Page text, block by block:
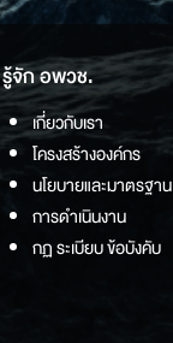
รู้จัก อพวช.
เกี่ยวกับเรา
โครงสร้างองค์กร
นโยบายและมาตรฐาน
การดำเนินงาน
กฏ ระเบียบ ข้อบังคับ